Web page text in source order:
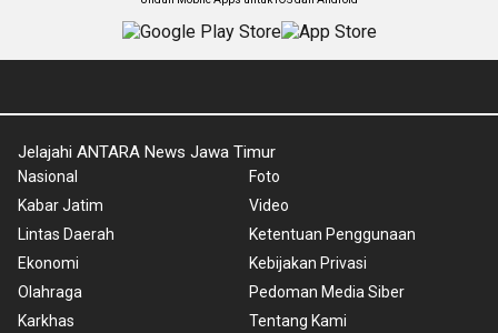
Jelajahi ANTARA News Jawa Timur
Nasional
Kabar Jatim
Lintas Daerah
Ekonomi
Olahraga
Karkhas
Foto
Video
Ketentuan Penggunaan
Kebijakan Privasi
Pedoman Media Siber
Tentang Kami